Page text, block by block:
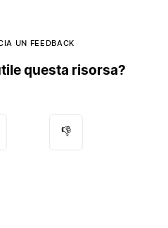
UN FEEDBACK
questa risorsa?
👎